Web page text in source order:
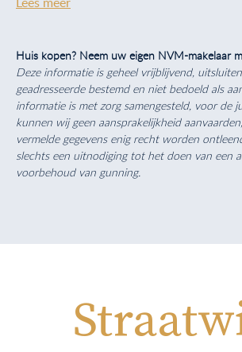
Huis kopen? Neem uw eigen NVM-makelaar
Deze informatie is geheel vrijblijvend,
geadresseerde bestemd en niet bedoeld als
informatie is met zorg samengesteld, voor de
kunnen wij geen aansprakelijkheid
vermelde gegevens enig recht worden
slechts een uitnodiging tot het doen van een
voorbehoud van gunning.